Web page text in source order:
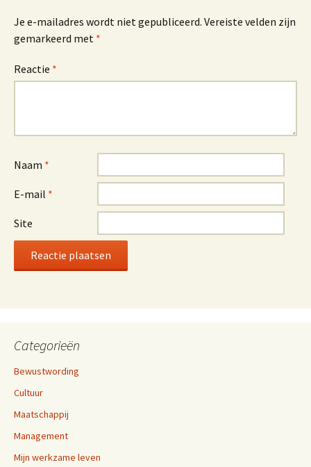
Je e-mailadres wordt niet gepubliceerd. Vereiste velden zijn
gemarkeerd met *
Reactie *
Naam *
E-mail *
Site
Categorieën
Bewustwording
Cultuur
Maatschappij
Management
Mijn werkzame leven